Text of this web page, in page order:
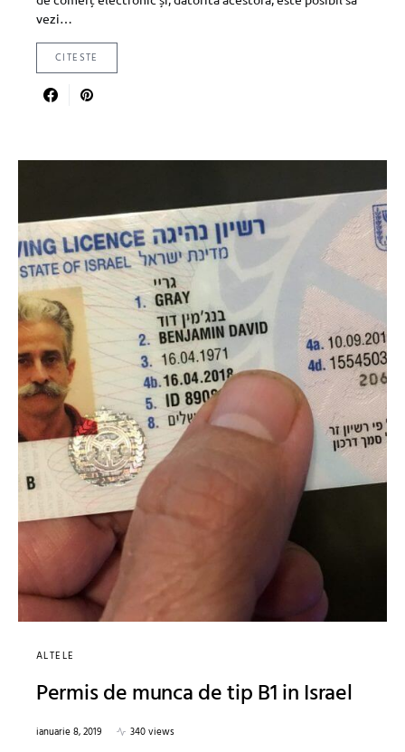
vezi…
CITESTE
ALTELE
Permis de munca de tip B1 in Israel
ianuarie 8, 2019
340 views